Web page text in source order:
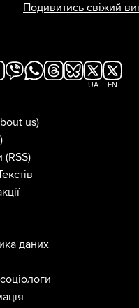
Подивитись свіжий
UA EN
us)
(RSS)
даних